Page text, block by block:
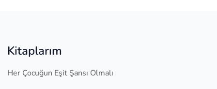
Kitaplarım
Her Çocuğun Eşit Şansı Olmalı